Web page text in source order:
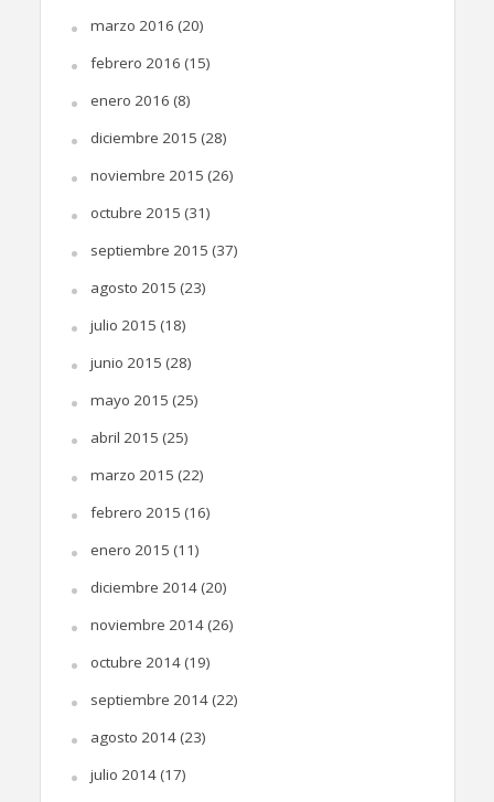
marzo 2016 (20)
febrero 2016 (15)
enero 2016 (8)
diciembre 2015 (28)
noviembre 2015 (26)
octubre 2015 (31)
septiembre 2015 (37)
agosto 2015 (23)
julio 2015 (18)
junio 2015 (28)
mayo 2015 (25)
abril 2015 (25)
marzo 2015 (22)
febrero 2015 (16)
enero 2015 (11)
diciembre 2014(20)
noviembre 2014(26)
octubre 2014(19)
septiembre 2014(22)
agosto 2014(23)
julio 2014(17)